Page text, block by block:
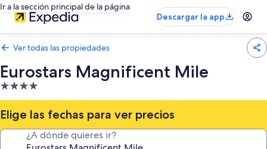
Ir a la sección principal de la página
Descargar la app
Ver todas las propiedades
Eurostars Magnificent Mile
Propiedad
de
4.0
estrellas
Elige las fechas para ver precios
¿A dónde quieres ir?